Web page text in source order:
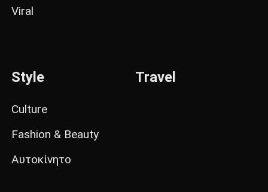
Viral
Style
Culture
Fashion & Beauty
Αυτοκίνητο
Travel